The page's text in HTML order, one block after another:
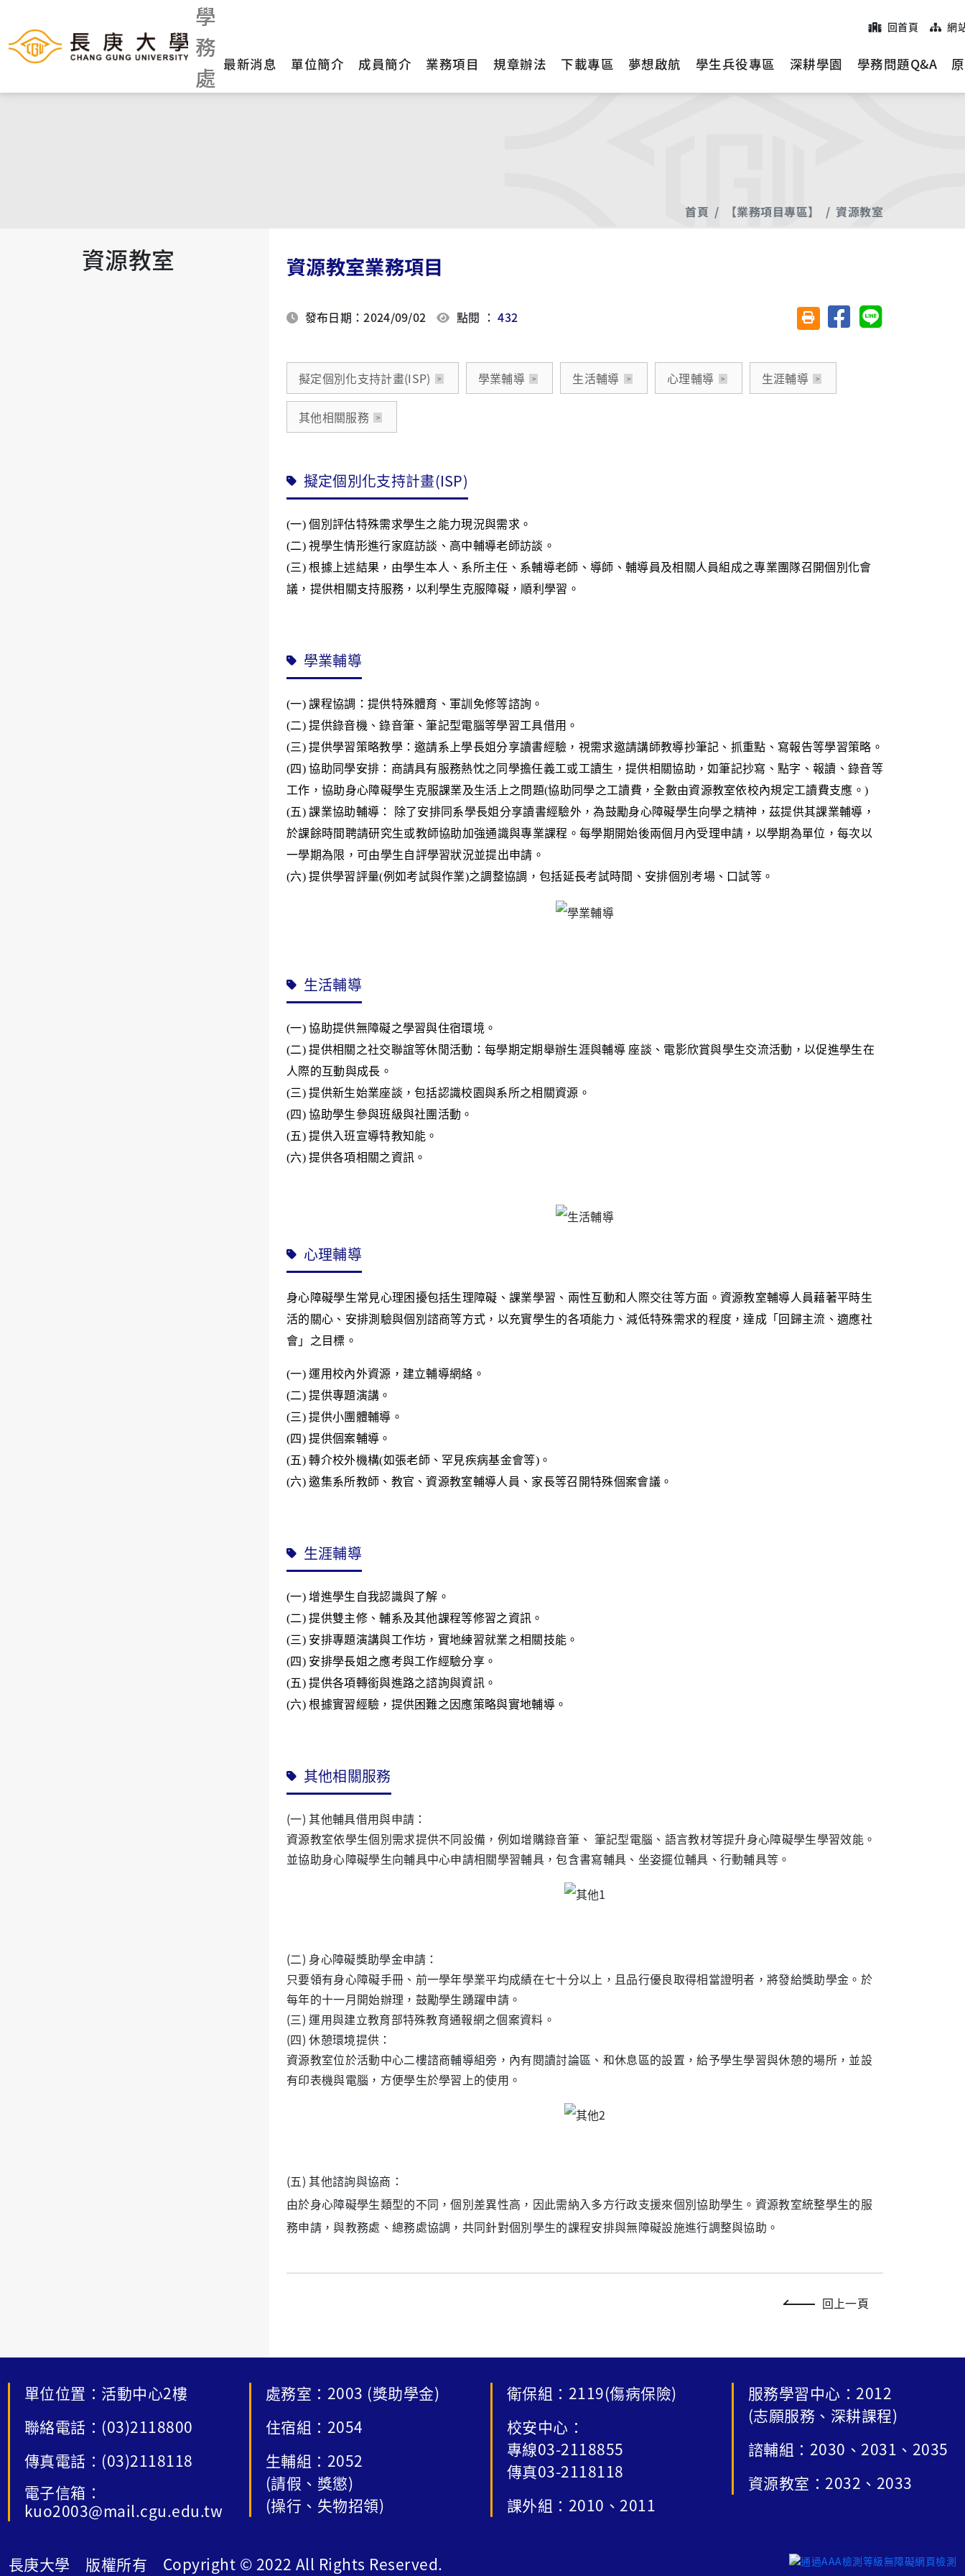
學
務
處
回首頁 網
最新消息 單位簡介 成員簡介 業務項目 規章辦法 下載專區 夢想啟航 學生兵役專區 深耕學園 學務問題Q&A
首頁 【業務項目專區】 資源教室
資源教室 資源教室業務項目
發布日期：2024/09/02 點閱 ：432 友善列印(另開視窗)
分享至臉書分享至 Line
擬定個別化支持計畫(ISP) 學業輔導 生活輔導 心理輔導 生涯輔導
其他相關服務
擬定個別化支持計畫(ISP)
(一)個別評估特殊需求學生之能力現況與需求。
(二)視學生情形進行家庭訪談、高中輔導老師訪談。
(三)根據上述結果，由學生本人、系所主任、系輔導老師、導師、輔導員及相關人員組成之專業團隊召開個別化會
議，提供相關支持服務，以利學生克服障礙，順利學習。
學業輔導
(一)課程協調：提供特殊體育、軍訓免修等諮詢。
(二)提供錄音機、錄音筆、筆記型電腦等學習工具借用。
(三)提供學習策略教學：邀請系上學長姐分享讀書經驗，視需求邀請講師教導抄筆記、抓重點、寫報告等學習策略。
(四)協助同學安排：商請具有服務熱忱之同學擔任義工或工讀生，提供相關協助，如筆記抄寫、點字、報讀、錄音等
工作，協助身心障礙學生克服課業及生活上之問題(協助同學之工讀費，全數由資源教室依校內規定工讀費支應。)
(五)課業協助輔導： 除了安排同系學長姐分享讀書經驗外，為鼓勵身心障礙學生向學之精神，茲提供其課業輔導，
於課餘時間聘請研究生或教師協助加強通識與專業課程。每學期開始後兩個月內受理申請，以學期為單位，每次以
一學期為限，可由學生自評學習狀況並提出申請。
(六)提供學習評量(例如考試與作業)之調整協調，包括延長考試時間、安排個別考場、口試等。
生活輔導
(一)協助提供無障礙之學習與住宿環境。
(二)提供相關之社交聯誼等休閒活動：每學期定期舉辦生涯與輔導 座談、電影欣賞與學生交流活動，以促進學生在
人際的互動與成長。
(三)提供新生始業座談，包括認識校園與系所之相關資源。
(四)協助學生參與班級與社團活動。
(五)提供入班宣導特教知能。
(六)提供各項相關之資訊。
心理輔導
身心障礙學生常見心理困擾包括生理障礙、課業學習、兩性互動和人際交往等方面。資源教室輔導人員藉著平時生
活的關心、安排測驗與個別諮商等方式，以充實學生的各項能力、減低特殊需求的程度，達成「回歸主流、適應社
會」之目標。
(一)運用校內外資源，建立輔導網絡。
(二)提供專題演講。
(三)提供小團體輔導。
(四)提供個案輔導。
(五)轉介校外機構(如張老師、罕見疾病基金會等) 。
(六)邀集系所教師、教官、資源教室輔導人員、家長等召開特殊個案會議。
生涯輔導
(一)增進學生自我認識與了解。
(二)提供雙主修、輔系及其他課程等修習之資訊。
(三) 安排專題演講與工作坊，實地練習就業之相關技能。
(四) 安排學長姐之應考與工作經驗分享。
(五)提供各項轉銜與進路之諮詢與資訊。
(六)根據實習經驗，提供困難之因應策略與實地輔導。
其他相關服務
(一) 其他輔具借用與申請：
資源教室依學生個別需求提供不同設備，例如增購錄音筆、 筆記型電腦、語言教材等提升身心障礙學生學習效能。
並協助身心障礙學生向輔具中心申請相關學習輔具，包含書寫輔具、坐姿擺位輔具、行動輔具等。
(二) 身心障礙獎助學金申請：
只要領有身心障礙手冊、前一學年學業平均成績在七十分以上，且品行優良取得相當證明者，將發給獎助學金。於
每年的十一月開始辦理，鼓勵學生踴躍申請。
(三)運用與建立教育部特殊教育通報網之個案資料。
(四)休憩環境提供：
資源教室位於活動中心二樓諮商輔導組旁，內有閱讀討論區、和休息區的設置，給予學生學習與休憩的場所，並設
有印表機與電腦，方便學生於學習上的使用。
(五) 其他諮詢與協商：
由於身心障礙學生類型的不同，個別差異性高，因此需納入多方行政支援來個別協助學生。資源教室統整學生的服
務申請，與教務處、總務處協調，共同針對個別學生的課程安排與無障礙設施進行調整與協助。
回上一頁
單位位置：活動中心2樓
聯絡電話：(03)2118800
傳真電話：(03)2118118
電子信箱：
kuo2003@mail.cgu.edu.tw
處務室：2003 (獎助學金)
住宿組：2054
生輔組：2052
(請假、獎懲)
(操行、失物招領)
衛保組：2119(傷病保險)
校安中心：
專線03-2118855
傳真03-2118118
課外組：2010、2011
服務學習中心：2012
(志願服務、深耕課程)
諮輔組：2030、2031、2035
資源教室：2032、2033
長庚大學 版權所有 Copyright © 2022 All Rights Reserved.